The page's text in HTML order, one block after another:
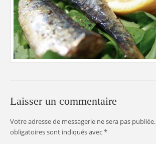
Laisser un commentaire
Votre adresse de messagerie ne sera pas publiée.
obligatoires sont indiqués avec*